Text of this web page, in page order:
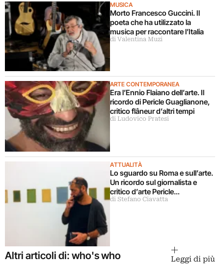
MUSICA
Morto Francesco Guccini. Il
poeta che ha utilizzato la
musica per raccontare l’Italia
di Valentina Muzi
ARTE CONTEMPORANEA
Era l’Ennio Flaiano dell’arte. Il
ricordo di Pericle Guaglianone,
critico flâneur d’altri tempi
di Ludovico Pratesi
ATTUALITÀ
Lo sguardo su Roma e sull’arte.
Un ricordo sul giornalista e
critico d’arte Pericle
Guaglianone
di Stefano Ciavatta
Altri articoli di: who's who Leggi di più